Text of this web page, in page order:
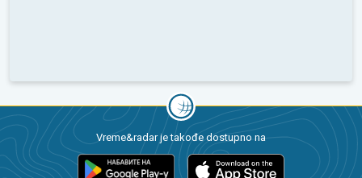
Vreme&radar je takođe dostupno na